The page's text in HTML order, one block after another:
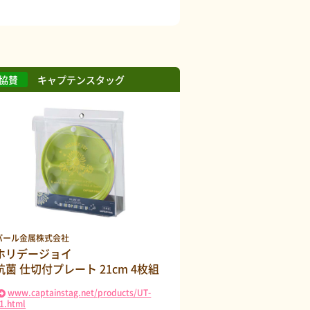
キャプテンスタッグ
ール金属株式会社
リデージョイ
菌 仕切付プレート 21cm 4枚組
www.captainstag.net/products/UT-